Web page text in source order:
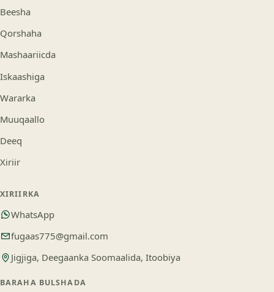
Beesha
Qorshaha
Mashaariicda
Iskaashiga
Wararka
Muuqaallo
Deeq
Xiriir
XIRIIRKA
WhatsApp
fugaas775@gmail.com
Jigjiga, Deegaanka Soomaalida, Itoobiya
BARAHA BULSHADA